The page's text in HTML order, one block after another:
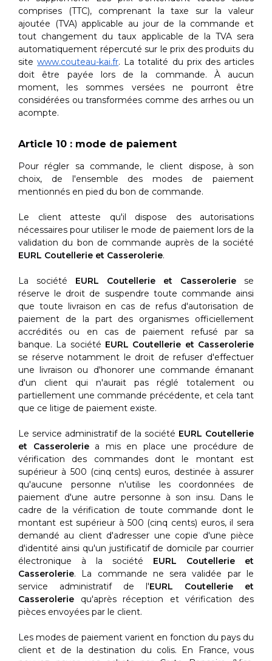
comprises (TTC), comprenant la taxe sur la valeur
ajoutée (TVA) applicable au jour de la commande et
tout changement du taux applicable de la TVA sera
automatiquement répercuté sur le prix des produits du
sitewww.couteau-kai.fr. La totalité du prix des articles
doit être payée lors de la commande. À aucun
moment, les sommes versées ne pourront être
considérées ou transformées comme des arrhes ou un
acompte.
Article 10 : mode de paiement
Pour régler sa commande, le client dispose, à son
choix, de l'ensemble des modes de paiement
mentionnés en pied du bon de commande.
Le client atteste qu'il dispose des autorisations
nécessaires pour utiliser le mode de paiement lors de la
validation du bon de commande auprès de la société
EURL Coutellerie et Casserolerie.
La société EURL Coutellerie et Casserolerie se
réserve le droit de suspendre toute commande ainsi
que toute livraison en cas de refus d'autorisation de
paiement de la part des organismes officiellement
accrédités ou en cas de paiement refusé par sa
banque. La société EURL Coutellerie et Casserolerie
se réserve notamment le droit de refuser d'effectuer
une livraison ou d'honorer une commande émanant
d'un client qui n'aurait pas réglé totalement ou
partiellement une commande précédente, et cela tant
que ce litige de paiement existe.
Le service administratif de la société EURL Coutellerie
et Casseroleriea mis en place une procédure de
vérification des commandes dont le montant est
supérieur à 500 (cinq cents) euros, destinée à assurer
qu'aucune personne n'utilise les coordonnées de
paiement d'une autre personne à son insu. Dans le
cadre de la vérification de toute commande dont le
montant est supérieur à 500 (cinq cents) euros, il sera
demandé au client d'adresser une copie d'une pièce
d'identité ainsi qu'un justificatif de domicile par courrier
électronique à la société EURL Coutellerie et
Casserolerie. La commande ne sera validée par le
service administratif de l'EURL Coutellerie et
Casserolerie qu'après réception et vérification des
pièces envoyées par le client.
Les modes de paiement varient en fonction du pays du
client et de la destination du colis. En France, vous